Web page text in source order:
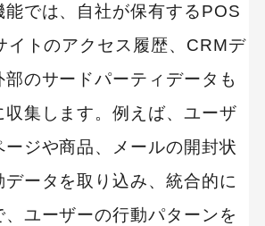
では、自社が保有するPOS
イトのアクセス履歴、CRMデ
のサードパーティデータも
集します。例えば、ユーザ
ジや商品、メールの開封状
ータを取り込み、統合的に
ユーザーの行動パターンを